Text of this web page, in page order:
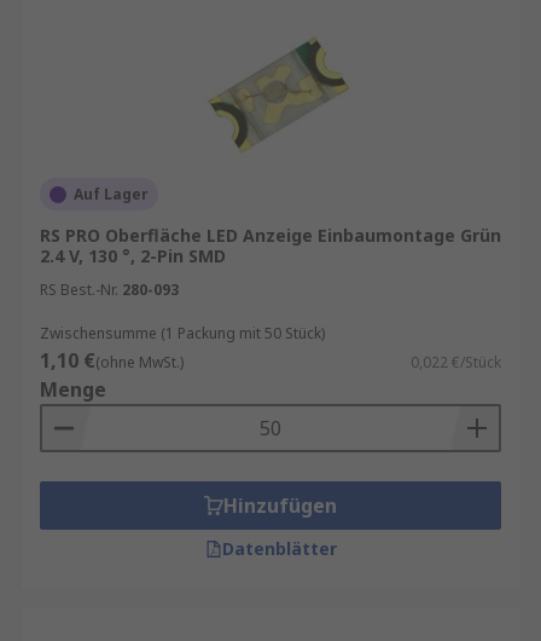
Auf Lager
RS PRO Oberfläche LED Anzeige Einbaumontage Grün
2.4 V, 130 °, 2-Pin SMD
RS Best.-Nr. 280-093
Zwischensumme (1 Packung mit 50 Stück)
1,10 €(ohne MwSt.) 0,022 €/Stück
Menge
Hinzufügen
Datenblätter